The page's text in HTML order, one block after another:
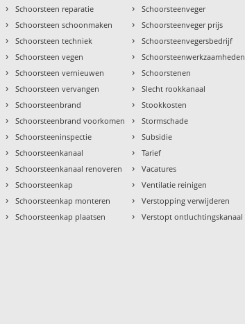
› Schoorsteen reparatie
› Schoorsteen schoonmaken
› Schoorsteen techniek
› Schoorsteen vegen
› Schoorsteen vernieuwen
› Schoorsteen vervangen
› Schoorsteenbrand
› Schoorsteenbrand voorkomen
› Schoorsteeninspectie
› Schoorsteenkanaal
› Schoorsteenkanaal renoveren
› Schoorsteenkap
› Schoorsteenkap monteren
› Schoorsteenkap plaatsen
› Schoorsteenveger
› Schoorsteenveger prijs
› Schoorsteenvegersbedrijf
› Schoorsteenwerkzaamheden
› Schoorstenen
› Slecht rookkanaal
› Stookkosten
› Stormschade
› Subsidie
› Tarief
› Vacatures
› Ventilatie reinigen
› Verstopping verwijderen
› Verstopt ontluchtingskanaal